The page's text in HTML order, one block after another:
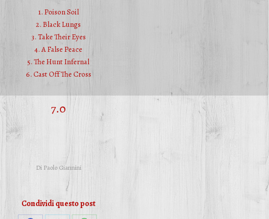
1. Poison Soil
2. Black Lungs
3. Take Their Eyes
4. A False Peace
5. The Hunt Infernal
6. Cast Off The Cross
7.0
Di Paolo Giannini
Condividi questo post